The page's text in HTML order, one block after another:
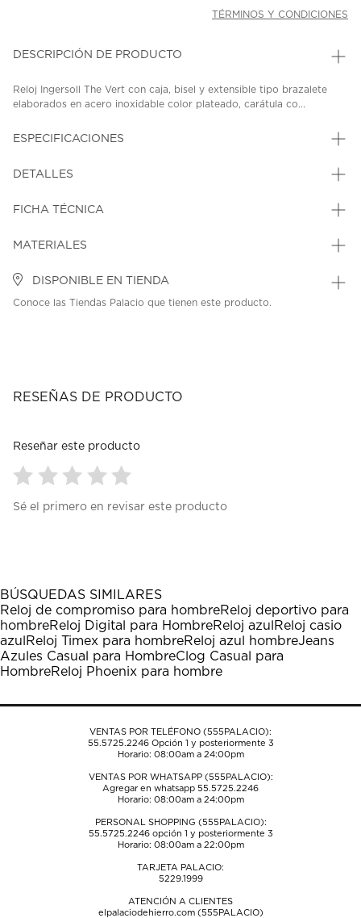
TÉRMINOS Y CONDICIONES
DESCRIPCIÓN DE PRODUCTO
Reloj Ingersoll The Vert con caja, bisel y extensible tipo brazalete
elaborados en acero inoxidable color plateado, carátula co...
ESPECIFICACIONES
DETALLES
FICHA TÉCNICA
MATERIALES
DISPONIBLE EN TIENDA
Conoce las Tiendas Palacio que tienen este producto.
RESEÑAS DE PRODUCTO
Reseñar este producto
para
1
estrella
Esta
acción
abrirá
el
formulario
envío.
para
estrellas.
Esta
acción
abrirá
el
formulario
envío.
para
estrellas.
Esta
acción
abrirá
el
formulario
envío.
para
estrellas.
Esta
acción
abrirá
el
formulario
envío.
para
estrellas.
Esta
acción
abrirá
el
formulario
envío.
Sé el primero en revisar este producto
BÚSQUEDAS SIMILARES
Reloj de compromiso para hombreReloj deportivo para
hombreReloj Digital para HombreReloj azul Reloj casio
azul Reloj Timex para hombreReloj azul hombreJeans
Azules Casual para HombreClog Casual para
HombreReloj Phoenix para hombre
VENTAS POR TELÉFONO (555PALACIO):
55.5725.2246Opción 1 y posteriormente 3
Horario: 08:00am a 24:00pm
VENTAS POR WHATSAPP (555PALACIO):
Agregar en whatsapp 55.5725.2246
Horario: 08:00am a 24:00pm
PERSONAL SHOPPING (555PALACIO):
55.5725.2246opción 1 y posteriormente 3
Horario: 08:00am a 22:00pm
TARJETA PALACIO:
5229.1999
ATENCIÓN A CLIENTES
elpalaciodehierro.com (555PALACIO)